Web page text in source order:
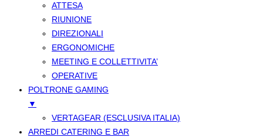
ATTESA
RIUNIONE
DIREZIONALI
ERGONOMICHE
MEETING E COLLETTIVITA’
OPERATIVE
POLTRONE GAMING
▼
VERTAGEAR (ESCLUSIVA ITALIA)
ARREDI CATERING E BAR